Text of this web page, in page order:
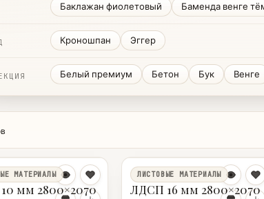
Баклажан фиолетовый
Баменда венге
Кроношпан Эггер
Белый премиум Бетон Бук Венге
МАТЕРИАЛЫ
мм 2800×2070
ЛИСТОВЫЕ МАТЕРИАЛЫ
ЛДСП 16 мм 2800×2070